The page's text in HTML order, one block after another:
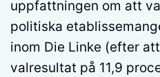
uppfattningen om att
politiska
inom Die Linke (efter
valresultat på 11,9